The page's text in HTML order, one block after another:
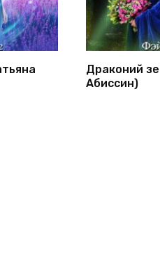
Драконий
Абиссин)